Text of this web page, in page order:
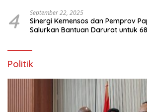
4 September 22, 2025
Sinergi Kemensos dan Pemprov
Salurkan Bantuan Darurat untuk
Politik